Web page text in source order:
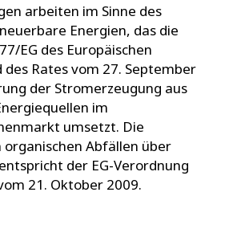
arbeiten im Sinne des
Energien, das die
EG des Europäischen
des Rates vom 27. September
der Stromerzeugung aus
im
umsetzt. Die
organischen Abfällen über
der EG-Verordnung
21. Oktober 2009.